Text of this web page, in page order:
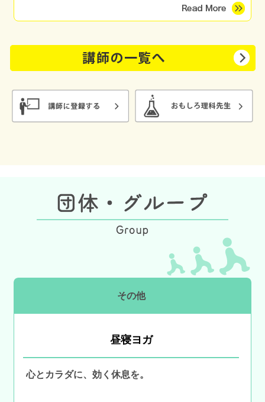
チーフやさまざまな画材を用い、親子講座、高齢者施
その他
昼寝ヨガ
心とカラダに、効く休息を。